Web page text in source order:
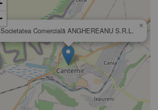
Societatea Comercială ANGHEREANU S.R.L.
×